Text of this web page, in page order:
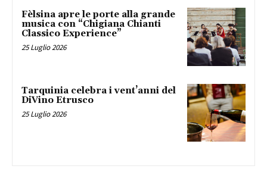
Fèlsina apre le porte alla grande
musica con “Chigiana Chianti
Classico Experience”
25 Luglio 2026
Tarquinia celebra i vent’anni del
DiVino Etrusco
25 Luglio 2026